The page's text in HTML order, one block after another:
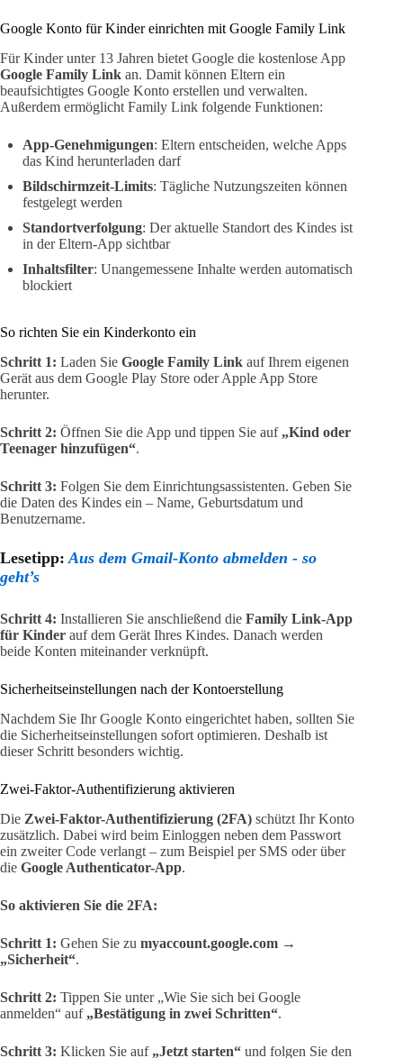
Google Konto für Kinder einrichten mit Google Family Link
Für Kinder unter 13 Jahren bietet Google die kostenlose App
Google Family Link an. Damit können Eltern ein
beaufsichtigtes Google Konto erstellen und verwalten.
Außerdem ermöglicht Family Link folgende Funktionen:
App-Genehmigungen: Eltern entscheiden, welche Apps
das Kind herunterladen darf
Bildschirmzeit-Limits: Tägliche Nutzungszeiten können
festgelegt werden
Standortverfolgung: Der aktuelle Standort des Kindes ist
in der Eltern-App sichtbar
Inhaltsfilter: Unangemessene Inhalte werden automatisch
blockiert
So richten Sie ein Kinderkonto ein
Schritt 1: Laden Sie Google Family Link auf Ihrem eigenen
Gerät aus dem Google Play Store oder Apple App Store
herunter.
Schritt 2: Öffnen Sie die App und tippen Sie auf „Kind oder
Teenager hinzufügen“.
Schritt 3: Folgen Sie dem Einrichtungsassistenten. Geben Sie
die Daten des Kindes ein – Name, Geburtsdatum und
Benutzername.
Lesetipp: Aus dem Gmail-Konto abmelden - so
geht’s
Schritt 4: Installieren Sie anschließend die Family Link-App
für Kinder auf dem Gerät Ihres Kindes. Danach werden
beide Konten miteinander verknüpft.
Sicherheitseinstellungen nach der Kontoerstellung
Nachdem Sie Ihr Google Konto eingerichtet haben, sollten Sie
die Sicherheitseinstellungen sofort optimieren. Deshalb ist
dieser Schritt besonders wichtig.
Zwei-Faktor-Authentifizierung aktivieren
Die Zwei-Faktor-Authentifizierung (2FA) schützt Ihr Konto
zusätzlich. Dabei wird beim Einloggen neben dem Passwort
ein zweiter Code verlangt – zum Beispiel per SMS oder über
die Google Authenticator-App.
So aktivieren Sie die 2FA:
Schritt 1: Gehen Sie zu myaccount.google.com →
„Sicherheit“.
Schritt 2: Tippen Sie unter „Wie Sie sich bei Google
anmelden“ auf „Bestätigung in zwei Schritten“.
Schritt 3: Klicken Sie auf „Jetzt starten“ und folgen Sie den